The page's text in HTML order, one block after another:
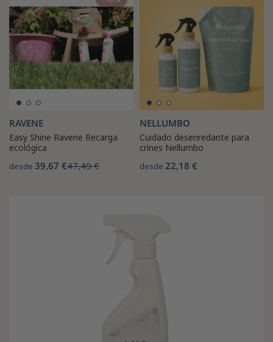
RAVENE
Easy Shine Ravene Recarga
ecológica
desde 39,67 €47,49 €
NELLUMBO
Cuidado desenredante para
crines Nellumbo
desde 22,18 €